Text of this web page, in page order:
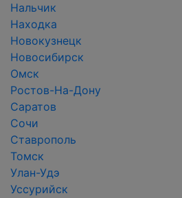
Нальчик
Находка
Новокузнецк
Новосибирск
Омск
Ростов-На-Дону
Саратов
Сочи
Ставрополь
Томск
Улан-Удэ
Уссурийск